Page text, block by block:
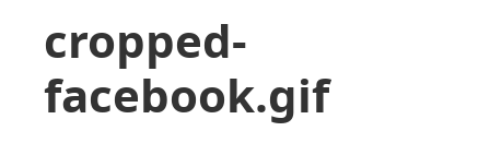
cropped-
facebook.gif